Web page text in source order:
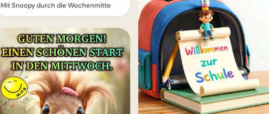
Mit Snoopy durch die Wochenmitte